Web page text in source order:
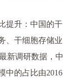
提升： 中国的干
、干细胞存储业
新调研数据，中
中的占比由2016